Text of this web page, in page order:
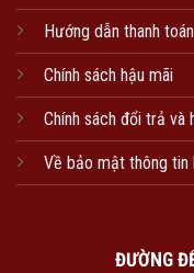
Hướng dẫn thanh toán
Chính sách hậu mãi
Chính sách đổi trả và
Về bảo mật thông tin
ĐƯỜNG